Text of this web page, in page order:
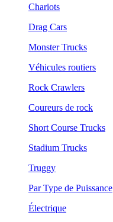
Chariots
Drag Cars
Monster Trucks
Véhicules routiers
Rock Crawlers
Coureurs de rock
Short Course Trucks
Stadium Trucks
Truggy
Par Type de Puissance
Électrique